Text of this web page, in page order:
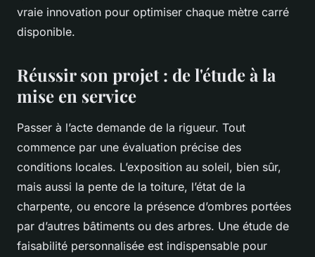
vraie innovation pour optimiser chaque mètre carré
disponible.
Réussir son projet : de l'étude à la
mise en service
Passer à l’acte demande de la rigueur. Tout
commence par une évaluation précise des
conditions locales. L’exposition au soleil, bien sûr,
mais aussi la pente de la toiture, l’état de la
charpente, ou encore la présence d’ombres portées
par d’autres bâtiments ou des arbres. Une étude de
faisabilité personnalisée est indispensable pour